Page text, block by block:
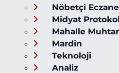
Nöbetçi Eczane
Midyat
Mahalle
Mardin
Teknoloji
Analiz